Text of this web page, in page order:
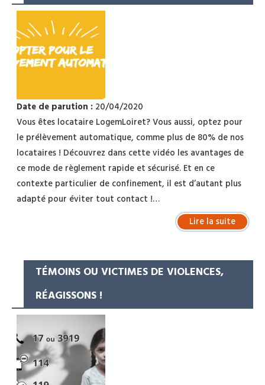
Date de parution : 20/04/2020
Vous êtes locataire LogemLoiret? Vous aussi, optez pour
le prélèvement automatique, comme plus de 80% de nos
locataires ! Découvrez dans cette vidéo les avantages de
ce mode de règlement rapide et sécurisé. Et en ce
contexte particulier de confinement, il est d’autant plus
adapté pour éviter tout contact !…
Lire la suite
TÉMOINS OU VICTIMES DE VIOLENCES,
RÉAGISSONS !